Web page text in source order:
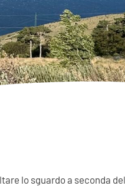
lo sguardo a seconda